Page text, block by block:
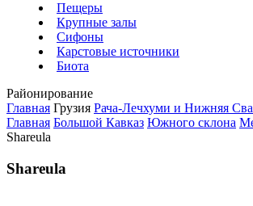
Пещеры
Крупные залы
Сифоны
Карстовые источники
Биота
Районирование
Главная Грузия Рача-Лечхуми и Нижняя
Главная Большой Кавказ Южного склона
Shareula
Shareula